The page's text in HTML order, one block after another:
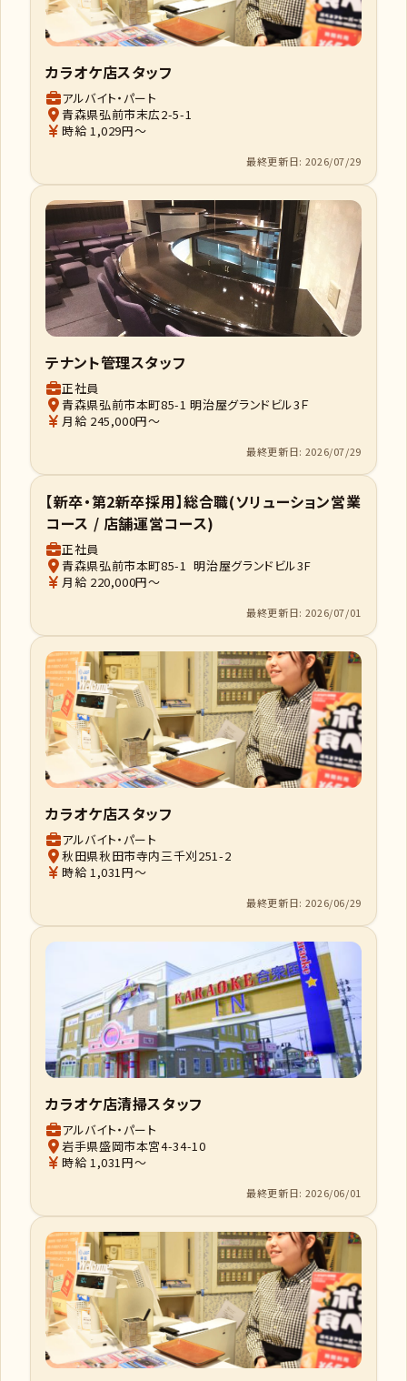
カラオケ店スタッフ
アルバイト・パート
青森県弘前市末広2-5-1
時給 1,029円～
最終更新日: 2026/07/29
テナント管理スタッフ
正社員
青森県弘前市本町85-1 明治屋グランドビル3Ｆ
月給 245,000円～
最終更新日: 2026/07/29
【新卒・第2新卒採用】総合職(ソリューション営業
コース / 店舗運営コース)
正社員
青森県弘前市本町85-1 明治屋グランドビル3F
月給 220,000円～
最終更新日: 2026/07/01
カラオケ店スタッフ
アルバイト・パート
秋田県秋田市寺内三千刈251-2
時給 1,031円～
最終更新日: 2026/06/29
カラオケ店清掃スタッフ
アルバイト・パート
岩手県盛岡市本宮4-34-10
時給 1,031円～
最終更新日: 2026/06/01